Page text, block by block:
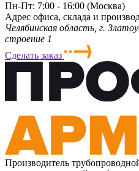
Пн-Пт: 7:00 - 16:00 (Москва)
Адрес офиса, склада и
Челябинская область, г.
строение 1
Сделать заказ
Производитель